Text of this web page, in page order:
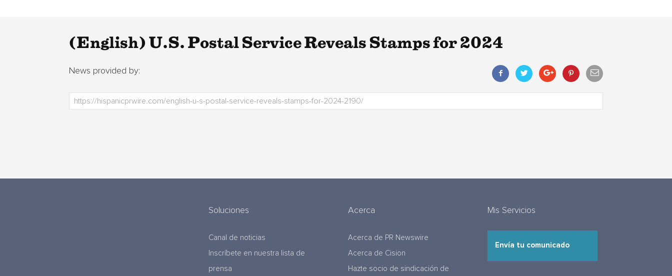
(English) U.S. Postal Service Reveals Stamps for 2024
News provided by:
Soluciones
Canal de noticias
Inscríbete en nuestra lista de
prensa
Acerca
Acerca de PR Newswire
Acerca de Cision
Hazte socio de sindicación de
Mis Servicios
Envía tu comunicado